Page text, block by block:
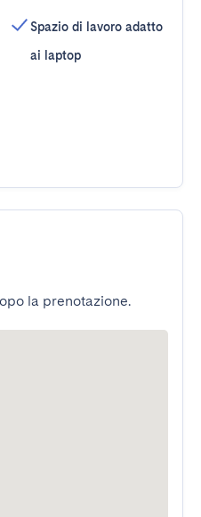
Spazio di lavoro adatto
ai laptop
la prenotazione.